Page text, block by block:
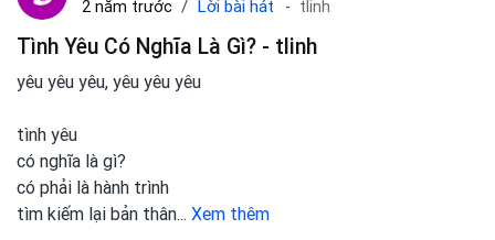
2 năm trước Lời bài hát tlinh
Tình Yêu Có Nghĩa Là Gì? - tlinh
yêu yêu yêu, yêu yêu yêu
tình yêu
có nghĩa là gì?
có phải là hành trình
tìm kiếm lại bản thân... Xem thêm